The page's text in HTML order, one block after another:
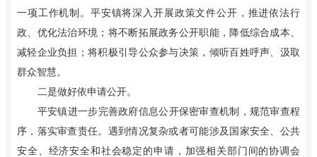
一项工作机制。平安镇将深入开展政策文件公开，推进依法行
政、优化法治环境；将不断拓展政务公开职能，降低综合成本、
减轻企业负担；将积极引导公众参与决策，倾听百姓呼声、汲取
群众智慧。
二是做好依申请公开。
平安镇进一步完善政府信息公开保密审查机制，规范审查程
序，落实审查责任。遇到情况复杂或者可能涉及国家安全、公共
安全、经济安全和社会稳定的申请，加强相关部门间的协调会